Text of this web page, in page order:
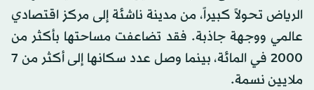
الرياض تحولاً كبيراً، من مدينة ناشئة إلى مركز اقتصادي
عالمي ووجهة جاذبة. فقد تضاعفت مساحتها بأكثر من
2000 في المائة، بينما وصل عدد سكانها إلى أكثر من 7
ملايين نسمة.